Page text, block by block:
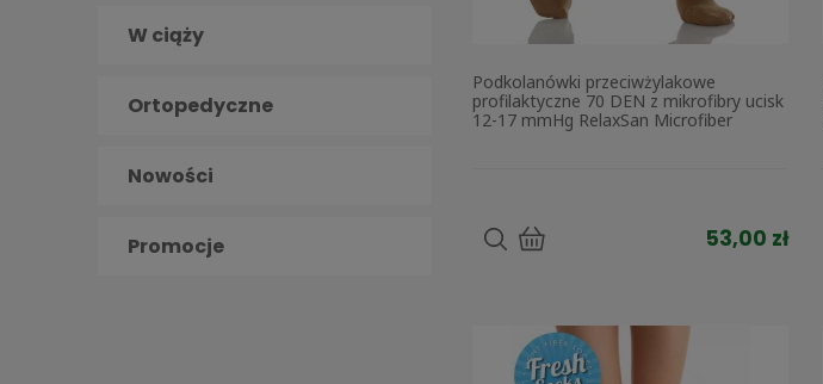
W ciąży
Ortopedyczne
Nowości
Promocje
Podkolanówki przeciwżylakowe
profilaktyczne 70 DEN z mikrofibry ucisk
12-17 mmHg RelaxSan Microfiber
53,00 zł